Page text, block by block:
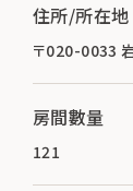
住所/所在地
〒020-0033
房間數量
121